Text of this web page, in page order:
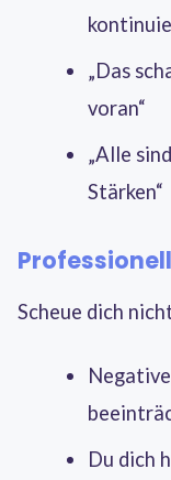
„Das
voran“
„Alle
Stärken“
Scheue dich
Du dich